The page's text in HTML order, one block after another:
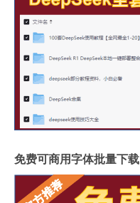
免费可商用字体批量下载